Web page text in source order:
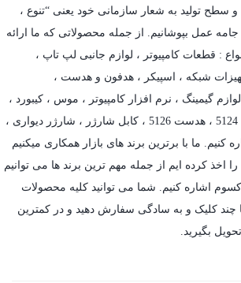
و سطح تولید به شعار سازمانی خود یعنی “تنوع ،
عمل بپوشانیم. از جمله محصولاتی که ما ارائه
: قطعات کامپیوتر ، لوازم جانبی لپ تاپ ،
شبکه ، اسپیکر ، هدفون و هدست ،
لوازم گیمینگ ، نرم افزار کامپیوتر ، موس ، کیبورد ،
کابل شارژر ، شارژر دیواری ،
کنیم. ما با برترین برند های بازار همکاری میکنیم
اخذ کرده ایم از جمله مهم ترین برند ها می توانیم
اشاره کنیم. شما می توانید کلیه محصولات
چند کلیک و به سادگی سفارش دهید و در کمترین
بگیرید.